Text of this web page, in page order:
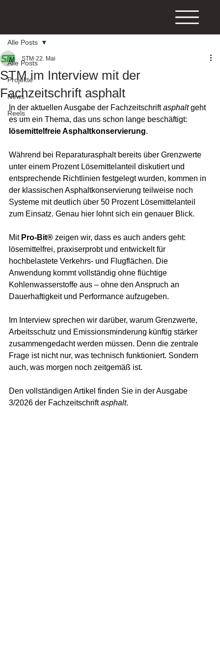
Alle Posts
Projekte
News
Reels
Alle Posts
STM im Interview mit der
Fachzeitschrift asphalt
STM 22. Mai
In der aktuellen Ausgabe der Fachzeitschrift asphalt geht
es um ein Thema, das uns schon lange beschäftigt:
lösemittelfreie Asphaltkonservierung.
Während bei Reparaturasphalt bereits über Grenzwerte
unter einem Prozent Lösemittelanteil diskutiert und
entsprechende Richtlinien festgelegt wurden, kommen in
der klassischen Asphaltkonservierung teilweise noch
Systeme mit deutlich über 50 Prozent Lösemittelanteil
zum Einsatz. Genau hier lohnt sich ein genauer Blick.
Mit Pro-Bit® zeigen wir, dass es auch anders geht:
lösemittelfrei, praxiserprobt und entwickelt für
hochbelastete Verkehrs- und Flugflächen. Die
Anwendung kommt vollständig ohne flüchtige
Kohlenwasserstoffe aus – ohne den Anspruch an
Dauerhaftigkeit und Performance aufzugeben.
Im Interview sprechen wir darüber, warum Grenzwerte,
Arbeitsschutz und Emissionsminderung künftig stärker
zusammengedacht werden müssen. Denn die zentrale
Frage ist nicht nur, was technisch funktioniert. Sondern
auch, was morgen noch zeitgemäß ist.
Den vollständigen Artikel finden Sie in der Ausgabe
3/2026 der Fachzeitschrift asphalt.